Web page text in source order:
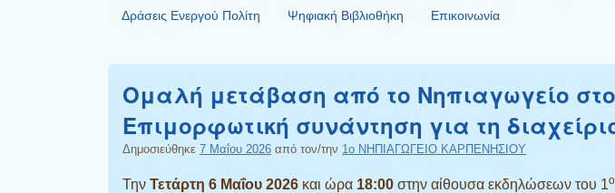
Δράσεις Ενεργού Πολίτη
Ψηφιακή Βιβλιοθήκη Επικοινωνία
Ομαλή μετάβαση από το Νηπιαγωγείο στο
Επιμορφωτική συνάντηση για τη
Δημοσιεύθηκε 7 Μαΐου 2026 από τον/την 1ο ΝΗΠΙΑΓΩΓΕΙΟ ΚΑΡΠΕΝΗΣΙΟΥ
Την Τετάρτη 6 Μαΐου 2026 και ώρα 18:00 στην αίθουσα εκδηλώσεων του 1